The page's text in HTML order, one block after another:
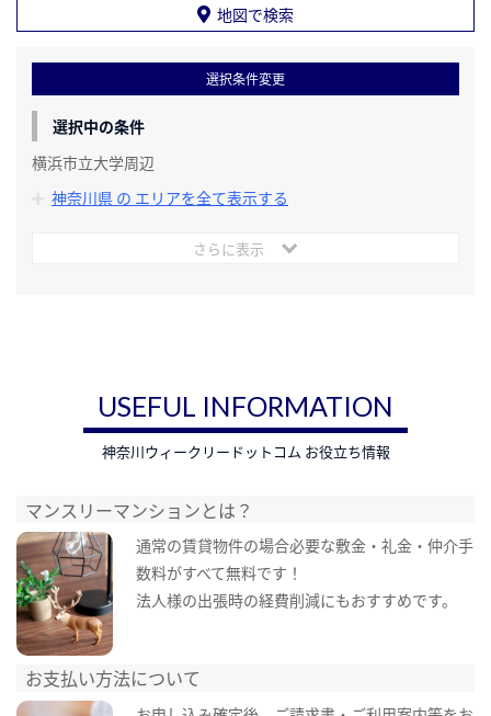
地図で検索
選択条件変更
選択中の条件
横浜市立大学周辺
神奈川県 の エリアを全て表示する
さらに表示
USEFUL INFORMATION
神奈川ウィークリードットコム お役立ち情報
マンスリーマンションとは？
通常の賃貸物件の場合必要な敷金・礼金・仲介手
数料がすべて無料です！
法人様の出張時の経費削減にもおすすめです。
お支払い方法について